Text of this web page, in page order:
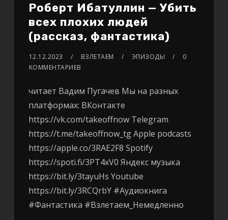
Роберт Ибатуллин — Убить
всех плохих людей
(рассказ, фантастика)
12.12.2023 ВЗЛЕТАЕМ ЭПИЗОДЫ
0
КОММЕНТАРИЕВ
читает Вадим Пугачев Мы на разных
платформах: ВКонтакте
https://vk.com/takeoffnow Telegram
https://t.me/takeoffnow_tg Apple podcasts
https://apple.co/3RAE2F8 Spotify
https://spoti.fi/3PT4xV0 Яндекс музыка
https://bit.ly/3tayuHs Youtube
https://bit.ly/3RCQrbY #Аудиокнига
#Фантастика #Взлетаем_Немедленно